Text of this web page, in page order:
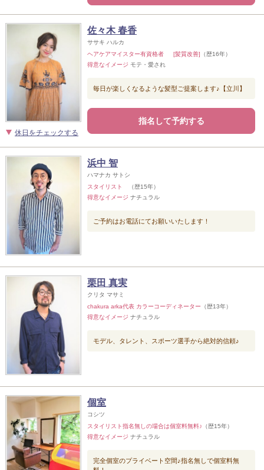
休日をチェックする
佐々木 春香
ササキ ハルカ
ヘアケアマイスター有資格者 [髪質改善] （歴16年）
得意なイメージ モテ・愛され
毎日が楽しくなるような髪型ご提案します♪【立川】
指名して予約する
浜中 智
ハマナカ サトシ
スタイリスト
（歴15年）
得意なイメージ ナチュラル
ご予約はお電話にてお願いいたします！
栗田 真実
クリタ マサミ
chakura arka代表 カラーコーディネーター （歴13年）
得意なイメージ ナチュラル
モデル、タレント、スポーツ選手から絶対的信頼♪
個室
コシツ
スタイリスト指名無しの場合は個室料無料♪ （歴15年）
得意なイメージ ナチュラル
完全個室のプライベート空間♪指名無しで個室料無